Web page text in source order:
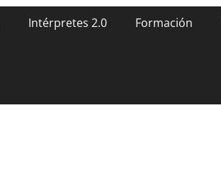
Intérpretes 2.0 Formación